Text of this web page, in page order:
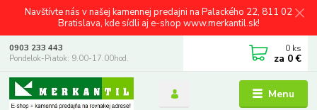
Navštívte nás v našej kamennej predajni na Palackého 22, 811 02
Bratislava, kde sídli aj e-shop www.merkantil.sk!
Menu
0903 233 443
Pondelok-Piatok: 9.00-17.00hod.
0 ks
za 0 €